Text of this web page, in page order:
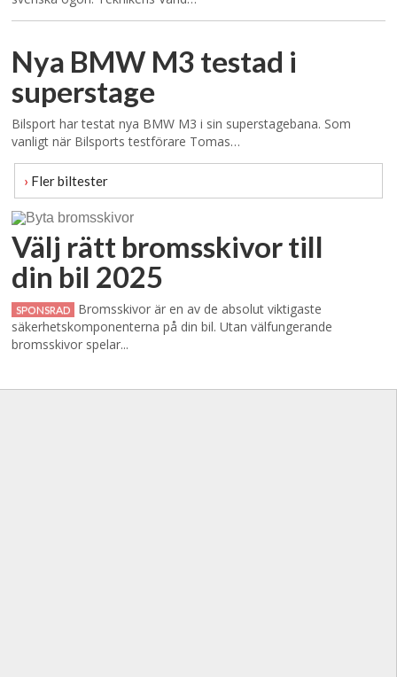
Nya BMW M3 testad i
superstage
Bilsport har testat nya BMW M3 i sin superstagebana. Som
vanligt när Bilsports testförare Tomas…
› Fler biltester
Välj rätt bromsskivor till
din bil 2025
SPONSRAD
Bromsskivor är en av de absolut viktigaste
säkerhetskomponenterna på din bil. Utan välfungerande
bromsskivor spelar...